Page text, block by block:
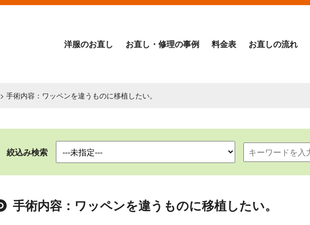
洋服のお直し お直し・修理の事例 料金表 お直しの流れ
> 手術内容：ワッペンを違うものに移植したい。
絞込み検索
手術内容：ワッペンを違うものに移植したい。